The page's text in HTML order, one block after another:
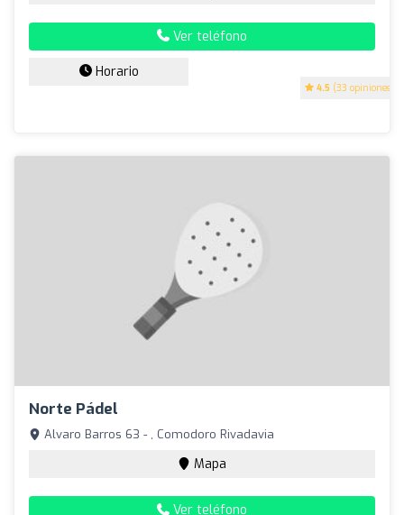
4.5 (33 opiniones)
Ver teléfono
Horario
Norte Pádel
Alvaro Barros 63 - , Comodoro Rivadavia
Mapa
Ver teléfono